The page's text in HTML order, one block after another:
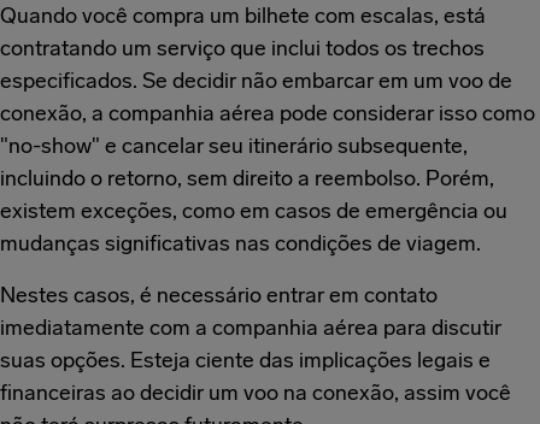
Quando você compra um bilhete com escalas, está
contratando um serviço que inclui todos os trechos
especificados. Se decidir não embarcar em um voo de
conexão, a companhia aérea pode considerar isso como
"no-show" e cancelar seu itinerário subsequente,
incluindo o retorno, sem direito a reembolso. Porém,
existem exceções, como em casos de emergência ou
mudanças significativas nas condições de viagem.
Nestes casos, é necessário entrar em contato
imediatamente com a companhia aérea para discutir
suas opções. Esteja ciente das implicações legais e
financeiras ao decidir um voo na conexão, assim você